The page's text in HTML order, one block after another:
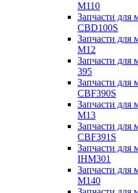
M110
Запчасти для
CBD100S
Запчасти для
M12
Запчасти для
395
Запчасти для
CBF390S
Запчасти для
M13
Запчасти для
CBF391S
Запчасти для
IHM301
Запчасти для
M140